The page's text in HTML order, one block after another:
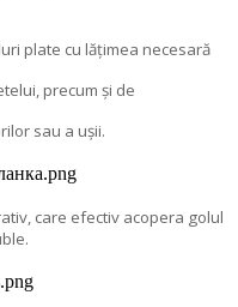
plate cu lățimea necesară
precum și de
sau a ușii.
care efectiv acopera golul